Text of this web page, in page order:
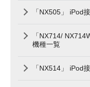
「NX505」 iPod
「NX714/
機種一覧
「NX514」 iPod